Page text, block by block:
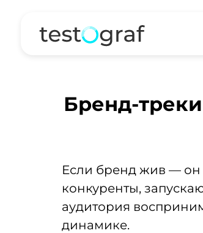
Бренд-
Если бренд жив — он
конкуренты,
аудитория
динамике.